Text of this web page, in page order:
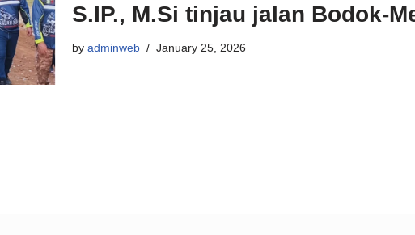
S.IP., M.Si tinjau jalan Bodok-
by adminweb January 25, 2026